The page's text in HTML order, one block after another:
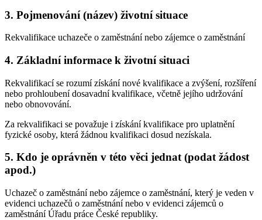
3. Pojmenování (název) životní situace
Rekvalifikace uchazeče o zaměstnání nebo zájemce o zaměstnání
4. Základní informace k životní situaci
Rekvalifikací se rozumí získání nové kvalifikace a zvýšení, rozšíření
nebo prohloubení dosavadní kvalifikace, včetně jejího udržování
nebo obnovování.
Za rekvalifikaci se považuje i získání kvalifikace pro uplatnění
fyzické osoby, která žádnou kvalifikaci dosud nezískala.
5. Kdo je oprávněn v této věci jednat (podat žádost
apod.)
Uchazeč o zaměstnání nebo zájemce o zaměstnání, který je veden v
evidenci uchazečů o zaměstnání nebo v evidenci zájemců o
zaměstnání Úřadu práce České republiky.